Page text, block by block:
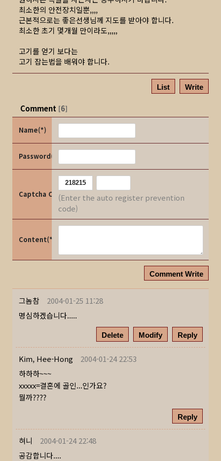
최소한의 안전장치일뿐,,,,
근본적으로는 좋은선생님께 지도를 받아야 합니다.
최소한 초기 몇개월 만이라도,,,,,
고기를 얻기 보다는
고기 잡는법을 배워야 합니다.
List Write
Comment [6]
Name(*)
Password(*)
Captcha Code(Enter the auto register prevention
code)
Content(*)
Comment Write
그놈참
2004-01-25 11:28
명심하겠습니다.....
Delete Modify Reply
Kim, Hee-Hong
2004-01-24 22:53
하하하~~~
xxxxx=결혼에 골인...인가요?
뭘까????
Reply
혀니
2004-01-24 22:48
공감합니다....